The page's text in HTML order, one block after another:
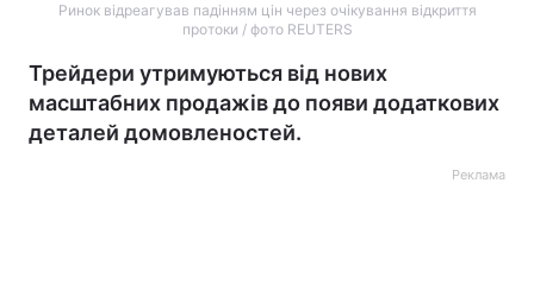
Ринок відреагував падінням цін через очікування відкриття
протоки / фото REUTERS
Трейдери утримуються від нових
масштабних продажів до появи додаткових
деталей домовленостей.
Реклама